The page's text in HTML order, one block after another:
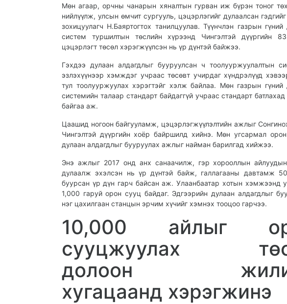
Мөн агаар, орчны чанарын хяналтын гурван иж бүрэн тоног
нийлүүлж, улсын өмчит сургууль, цэцэрлэгийг дулаалсан
зохицуулагч Н.Баяртогтох танилцуулав. Түүнчлэн газрын гүний
систем туршилтын төслийн хүрээнд Чингэлтэй дүүргийн
цэцэрлэгт төсөл хэрэгжүүлсэн нь үр дүнтэй байжээ.
Гэхдээ дулаан алдагдлыг бууруулсан ч тоолууржуулалтын
эзлэхүүнээр хэмждэг учраас төсөвт учирдаг хүндрэлүүд
тул тоолууржуулах хэрэгтэйг хэлж байлаа. Мөн газрын гүний
системийн талаар стандарт байдаггүй учраас стандарт
байгаа аж.
Цаашид ногоон байгууламж, цэцэрлэгжүүлэлтийн ажлыг
Чингэлтэй дүүргийн хоёр байршилд хийнэ. Мөн угсармал
дулаан алдагдлыг бууруулах ажлыг найман барилгад хийжээ.
Энэ ажлыг 2017 онд анх санаачилж, гэр хорооллын
дулаалж эхэлсэн нь үр дүнтэй байж, галлагааны давтамж
буурсан үр дүн гарч байсан аж. Улаанбаатар хотын хэмжээнд
1,000 гаруй орон сууц байдаг. Эдгээрийн дулаан алдагдлыг
нэг цахилгаан станцын эрчим хүчийг хэмнэх тооцоо гарчээ.
10,000 айлыг
сууцжуулах
долоон
хугацаанд хэрэгжинэ